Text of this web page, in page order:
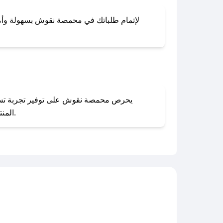
لإتمام طلباتك في محمصة نقوش بسهولة
المنتجات بحالتها الأصلية وغير مستخدمة. يمكنك تقديم طلب الإرجاع بسهولة عبر موقعنا الإلكتروني أو من خلال خدمة العملاء.